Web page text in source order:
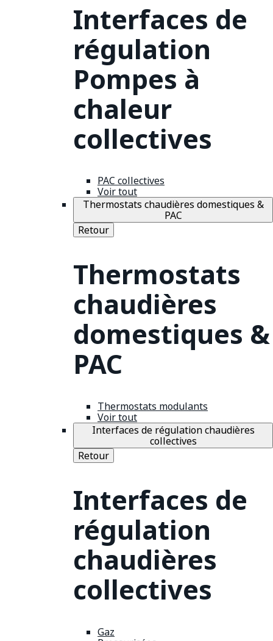
Interfaces de
régulation
Pompes à
chaleur
collectives
PAC collectives
Voir tout
Thermostats chaudières domestiques &
PAC
Retour
Thermostats
chaudières
domestiques &
PAC
Thermostats modulants
Voir tout
Interfaces de régulation chaudières
collectives
Retour
Interfaces de
régulation
chaudières
collectives
Gaz